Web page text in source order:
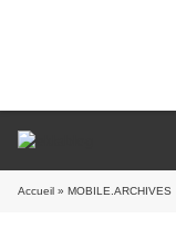
Accueil » MOBILE.ARCHIVES